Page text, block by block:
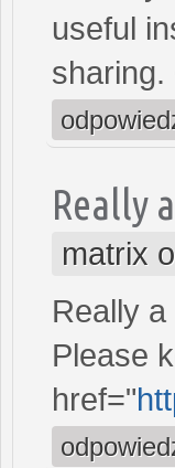
useful
sharing.
Really
matrix
Really
Please
href="